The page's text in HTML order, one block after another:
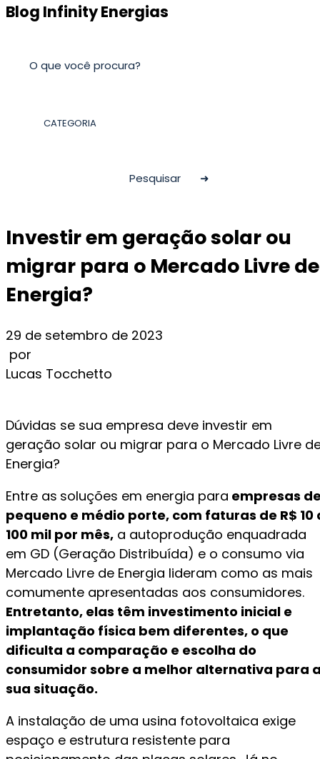
Blog Infinity Energias
Investir em geração solar ou
migrar para o Mercado Livre de
Energia?
29 de setembro de 2023
por
Lucas Tocchetto
Dúvidas se sua empresa deve investir em
geração solar ou migrar para o Mercado Livre
Energia?
Entre as soluções em energia para empresas
pequeno e médio porte, com faturas de R$ 10
100 mil por mês, a autoprodução enquadrada
em GD (Geração Distribuída) e o consumo via
Mercado Livre de Energia lideram como as mais
comumente apresentadas aos consumidores.
Entretanto, elas têm investimento inicial e
implantação física bem diferentes, o que
dificulta a comparação e escolha do
consumidor sobre a melhor alternativa para
sua situação.
A instalação de uma usina fotovoltaica exige
espaço e estrutura resistente para